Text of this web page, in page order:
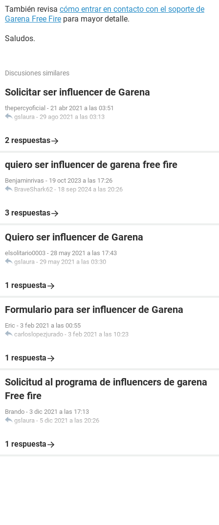
También revisa cómo entrar en contacto con el soporte de
Garena Free Fire para mayor detalle.
Saludos.
Discusiones similares
Solicitar ser influencer de Garena
thepercyoficial - 21 abr 2021 a las 03:51
gslaura - 29 ago 2021 a las 03:13
2 respuestas
quiero ser influencer de garena free fire
Benjaminrivas - 19 oct 2023 a las 17:26
BraveShark62 - 18 sep 2024 a las 20:26
3 respuestas
Quiero ser influencer de Garena
elsolitario0003 - 28 may 2021 a las 17:43
gslaura - 29 may 2021 a las 03:30
1 respuesta
Formulario para ser influencer de Garena
Eric - 3 feb 2021 a las 00:55
carloslopezjurado - 3 feb 2021 a las 10:23
1 respuesta
Solicitud al programa de influencers de garena
Free fire
Brando - 3 dic 2021 a las 17:13
gslaura - 5 dic 2021 a las 20:26
1 respuesta